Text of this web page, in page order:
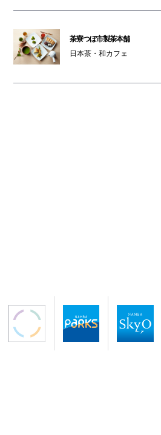
茶寮つぼ市製茶本舗
日本茶・和カフェ